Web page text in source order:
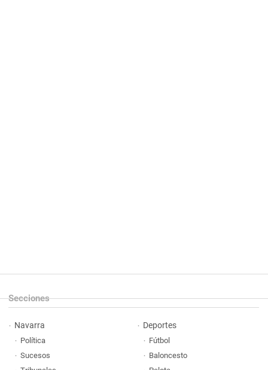
Secciones
Navarra
Política
Sucesos
Deportes
Fútbol
Baloncesto